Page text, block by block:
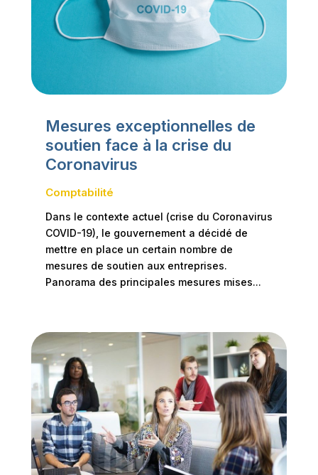
Mesures exceptionnelles de
soutien face à la crise du
Coronavirus
Comptabilité
Dans le contexte actuel (crise du Coronavirus
COVID-19), le gouvernement a décidé de
mettre en place un certain nombre de
mesures de soutien aux entreprises.
Panorama des principales mesures mises...